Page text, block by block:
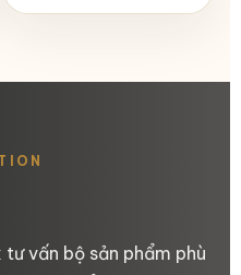
vấn bộ sản phẩm phù